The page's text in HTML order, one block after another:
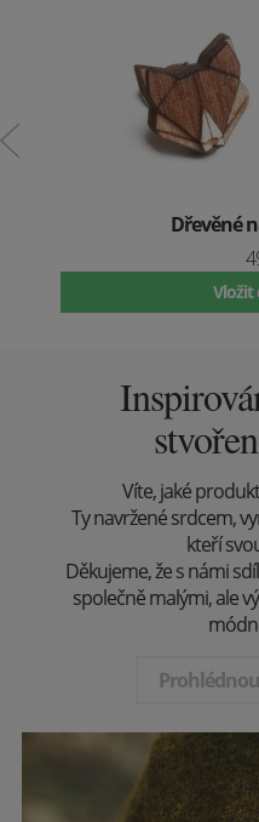
Dřevěné
Vložit
Víte, jaké
Ty navržené srdcem,
kteří
Děkujeme, že s námi
společně malými, ale